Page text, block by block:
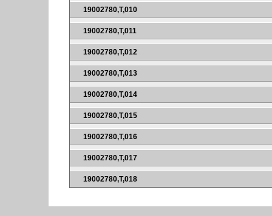
19002780,T,010
19002780,T,011
19002780,T,012
19002780,T,013
19002780,T,014
19002780,T,015
19002780,T,016
19002780,T,017
19002780,T,018